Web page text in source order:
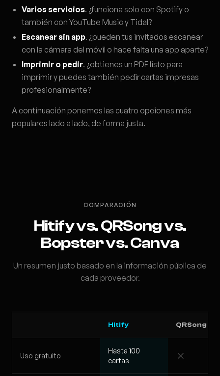
Varios servicios. ¿funciona solo con Spotify o
también con YouTube Music y Tidal?
Escanear sin app. ¿pueden tus invitados escanear
con la cámara del móvil o hace falta una app aparte?
Imprimir o pedir. ¿obtienes un PDF listo para
imprimir y puedes también pedir cartas impresas
profesionalmente?
A continuación ponemos las cuatro opciones más
populares lado a lado, de forma justa.
COMPARACIÓN
Hitify vs. QRSong vs.
Bopster vs. Canva
Un resumen justo basado en la información pública de
cada proveedor.
Hitify QRSong
Uso gratuito
Hasta 100
cartas